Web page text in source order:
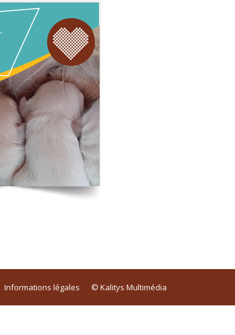
Informations légales © Kalitys Multimédia